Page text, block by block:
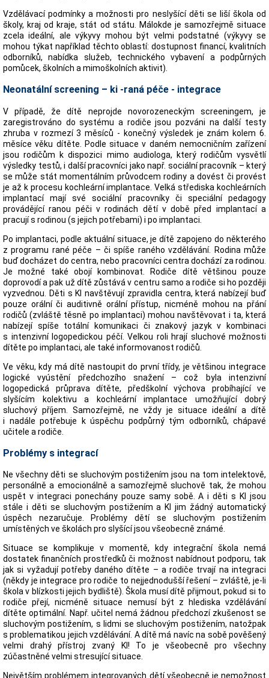
Vzdělávací podmínky a možnosti pro neslyšící děti se liší škola od
školy, kraj od kraje, stát od státu. Málokde je samozřejmě situace
zcela ideální, ale výkyvy mohou být velmi podstatné (výkyvy se
mohou týkat například těchto oblastí: dostupnost financí, kvalitních
odborníků, nabídka služeb, technického vybavení a podpůrných
pomůcek, školních a mimoškolních aktivit).
Neonatální screening – ki -raná péče - integrace
V případě, že dítě neprojde novorozeneckým screeningem, je
zaregistrováno do systému a rodiče jsou pozváni na další testy
zhruba v rozmezí 3 měsíců - konečný výsledek je znám kolem 6.
měsíce věku dítěte. Podle situace v daném nemocničním zařízení
jsou rodičům k dispozici mimo audiologa, který rodičům vysvětlí
výsledky testů, i další pracovníci jako např. sociální pracovník – který
se může stát momentálním průvodcem rodiny a dovést či provést
je až k procesu kochleární implantace. Velká střediska kochleárních
implantací mají své sociální pracovníky či speciální pedagogy
provádějící ranou péči v rodinách dětí v době před implantací a
pracují s rodinou (s jejich potřebami) i po implantaci.
Po implantaci, podle aktuální situace, je dítě zapojeno do některého
z programu rané péče – či spíše raného vzdělávání. Rodina může
buď docházet do centra, nebo pracovníci centra dochází za rodinou.
Je možné také obojí kombinovat. Rodiče dítě většinou pouze
doprovodí a pak už dítě zůstává v centru samo a rodiče si ho později
vyzvednou. Děti s KI navštěvují zpravidla centra, která nabízejí buď
pouze orální či auditivně orální přístup, nicméně mohou na přání
rodičů (zvláště těsně po implantaci) mohou navštěvovat i ta, která
nabízejí spíše totální komunikaci či znakový jazyk v kombinaci
s intenzivní logopedickou péčí. Velkou roli hrají sluchové možnosti
dítěte po implantaci, ale také informovanost rodičů.
Ve věku, kdy má dítě nastoupit do první třídy, je většinou integrace
logické vyústění předchozího snažení – což byla intenzivní
logopedická průprava dítěte, předškolní výchova probíhající ve
slyšícím kolektivu a kochleární implantace umožňující dobrý
sluchový příjem. Samozřejmě, ne vždy je situace ideální a dítě
i nadále potřebuje k úspěchu podpůrný tým odborníků, chápavé
učitele a rodiče.
Problémy s integrací
Ne všechny děti se sluchovým postižením jsou na tom intelektově,
personálně a emocionálně a samozřejmě sluchově tak, že mohou
uspět v integraci ponechány pouze samy sobě. A i děti s KI jsou
stále i děti se sluchovým postižením a KI jim žádný automatický
úspěch nezaručuje. Problémy dětí se sluchovým postižením
umístěných ve školách pro slyšící jsou všeobecně známé.
Situace se komplikuje v momentě, kdy integrační škola nemá
dostatek finančních prostředků či možnost nabídnout podporu, tak
jak si vyžadují potřeby daného dítěte – a rodiče trvají na integraci
(někdy je integrace pro rodiče to nejjednodušší řešení – zvláště, je-li
škola v blízkosti jejich bydliště). Škola musí dítě přijmout, pokud si to
rodiče přejí, nicméně situace nemusí být z hlediska vzdělávání
dítěte optimální. Např. učitel nemá žádnou předchozí zkušenost se
sluchovým postižením, s lidmi se sluchovým postižením, natožpak
s problematikou jejich vzdělávání. A dítě má navíc na sobě pověšený
velmi drahý přístroj zvaný KI! To je všeobecně pro všechny
zúčastněné velmi stresující situace.
Největším problémem integrovaných dětí všeobecně je nemožnost